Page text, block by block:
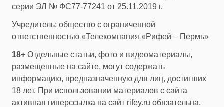
серии ЭЛ № ФС77-77241 от 25.11.2019 г.
Учредитель: общество с ограниченной
ответственностью «Телекомпания «Рифей – Пермь»
18+ Отдельные статьи, фото и видеоматериалы,
размещенные на сайте, могут содержать
информацию, предназначенную для лиц, достигших
18 лет. При использовании материалов с сайта
активная гиперссылка на сайт rifey.ru обязательна.